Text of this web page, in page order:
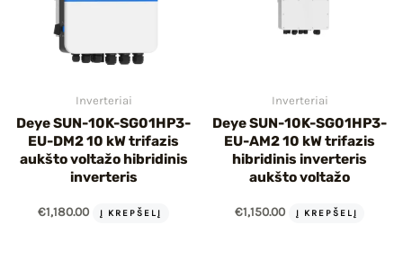
Inverteriai
Deye SUN-10K-SG01HP3-
EU-DM2 10 kW trifazis
aukšto voltažo hibridinis
inverteris
€1,180.00 Į KREPŠELĮ
Inverteriai
Deye SUN-10K-SG01HP3-
EU-AM2 10 kW trifazis
hibridinis inverteris
aukšto voltažo
€1,150.00 Į KREPŠELĮ